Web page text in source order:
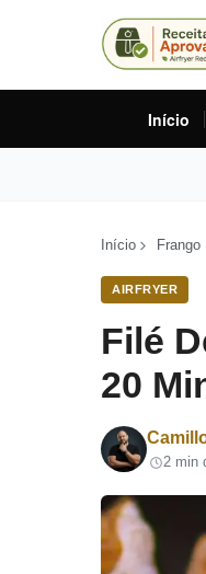
Início
Início Frango
AIRFRYER
Filé
20
Por
2 min